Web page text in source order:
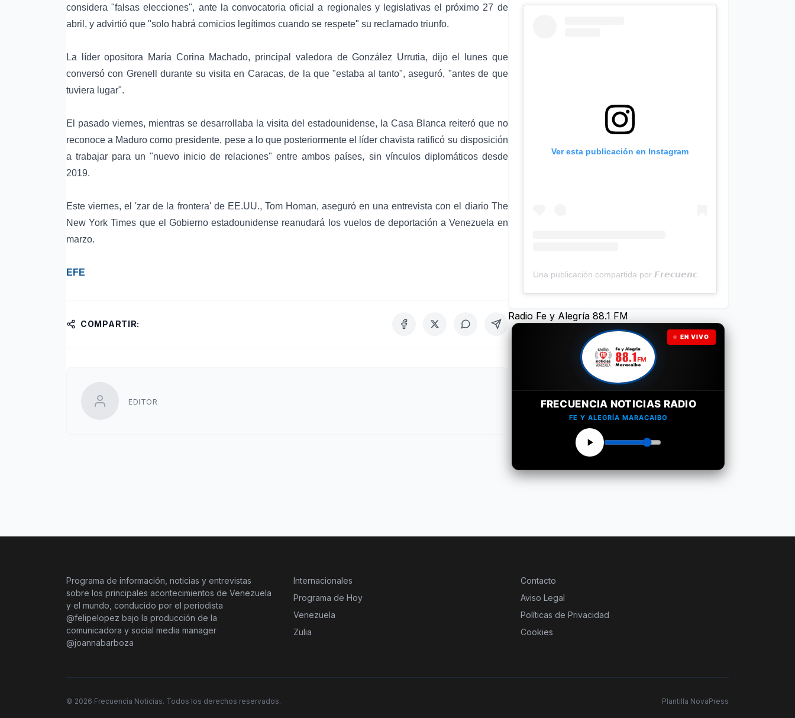
considera "falsas elecciones", ante la convocatoria oficial a regionales y legislativas el próximo 27 de
abril, y advirtió que "solo habrá comicios legítimos cuando se respete" su reclamado triunfo.
La líder opositora María Corina Machado, principal valedora de González Urrutia, dijo el lunes que
conversó con Grenell durante su visita en Caracas, de la que "estaba al tanto", aseguró, "antes de que
tuviera lugar".
El pasado viernes, mientras se desarrollaba la visita del estadounidense, la Casa Blanca reiteró que no
reconoce a Maduro como presidente, pese a lo que posteriormente el líder chavista ratificó su disposición
a trabajar para un "nuevo inicio de relaciones" entre ambos países, sin vínculos diplomáticos desde
2019.
Este viernes, el 'zar de la frontera' de EE.UU., Tom Homan, aseguró en una entrevista con el diario The
New York Times que el Gobierno estadounidense reanudará los vuelos de deportación a Venezuela en
marzo.
EFE
COMPARTIR:
EDITOR
Ver esta publicación en Instagram
Una publicación compartida por 𝙁𝙧𝙚𝙘𝙪𝙚𝙣𝙘𝙞𝙖 𝙉𝙤𝙩𝙞𝙘𝙞𝙖𝙨 | Programa Radial (@frecuencianoticias)
Radio Fe y Alegría 88.1 FM
EN VIVO
FRECUENCIA NOTICIAS RADIO
FE Y ALEGRÍA MARACAIBO
Programa de información, noticias y entrevistas
sobre los principales acontecimientos de Venezuela
y el mundo, conducido por el periodista
@felipelopez bajo la producción de la
comunicadora y social media manager
@joannabarboza
Internacionales
Programa de Hoy
Venezuela
Zulia
Contacto
Aviso Legal
Políticas de Privacidad
Cookies
© 2026 Frecuencia Noticias. Todos los derechos reservados. Plantilla NovaPress